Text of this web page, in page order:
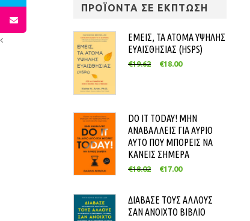
ΠΡΟΪΟΝΤΑ ΣΕ ΕΚΠΤΩΣΗ
ΕΜΕΙΣ, ΤΑ ΑΤΟΜΑ ΥΨΗΛΗΣ
ΕΥΑΙΣΘΗΣΙΑΣ (HSPS)
€19.62 €18.00
DO IT TODAY! ΜΗΝ
ΑΝΑΒΑΛΛΕΙΣ ΓΙΑ ΑΥΡΙΟ
ΑΥΤΟ ΠΟΥ ΜΠΟΡΕΙΣ ΝΑ
ΚΑΝΕΙΣ ΣΗΜΕΡΑ
€18.02 €17.00
ΔΙΑΒΑΣΕ ΤΟΥΣ ΑΛΛΟΥΣ
ΣΑΝ ΑΝΟΙΧΤΟ ΒΙΒΛΙΟ